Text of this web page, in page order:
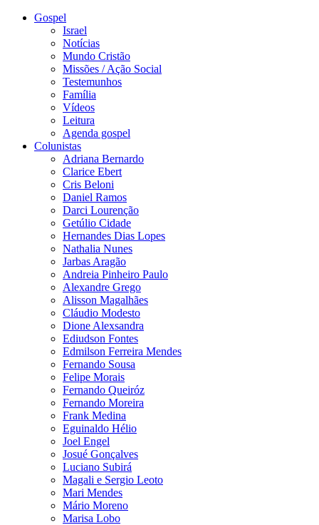
Gospel
Israel
Notícias
Mundo Cristão
Missões / Ação Social
Testemunhos
Família
Vídeos
Leitura
Agenda gospel
Colunistas
Adriana Bernardo
Clarice Ebert
Cris Beloni
Daniel Ramos
Darci Lourenção
Getúlio Cidade
Hernandes Dias Lopes
Nathalia Nunes
Jarbas Aragão
Andreia Pinheiro Paulo
Alexandre Grego
Alisson Magalhães
Cláudio Modesto
Dione Alexsandra
Ediudson Fontes
Edmilson Ferreira Mendes
Fernando Sousa
Felipe Morais
Fernando Queiróz
Fernando Moreira
Frank Medina
Eguinaldo Hélio
Joel Engel
Josué Gonçalves
Luciano Subirá
Magali e Sergio Leoto
Mari Mendes
Mário Moreno
Marisa Lobo